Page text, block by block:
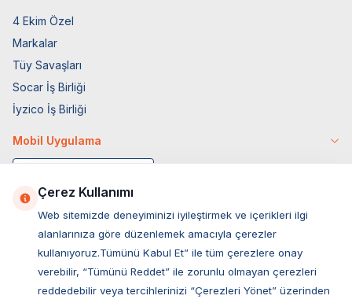
4 Ekim Özel
Markalar
Tüy Savaşları
Socar İş Birliği
İyzico İş Birliği
Mobil Uygulama
Çerez Kullanımı
Web sitemizde deneyiminizi iyileştirmek ve içerikleri ilgi
alanlarınıza göre düzenlemek amacıyla çerezler
kullanıyoruz.Tümünü Kabul Et” ile tüm çerezlere onay
verebilir, “Tümünü Reddet” ile zorunlu olmayan çerezleri
reddedebilir veya tercihlerinizi “Çerezleri Yönet” üzerinden